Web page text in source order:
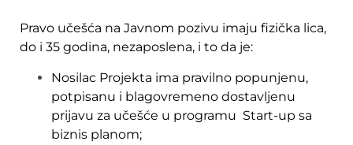
Pravo učešća na Javnom pozivu imaju fizička lica,
do i 35 godina, nezaposlena, i to da je:
Nosilac Projekta ima pravilno popunjenu,
potpisanu i blagovremeno dostavljenu
prijavu za učešće u programu Start-up sa
biznis planom;